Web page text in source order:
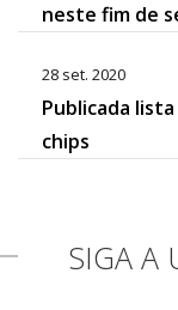
neste fim de
28 set. 2020
Publicada
chips
SIGA A